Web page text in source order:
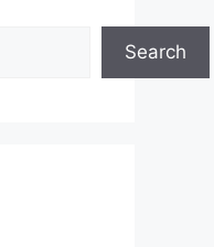
Search